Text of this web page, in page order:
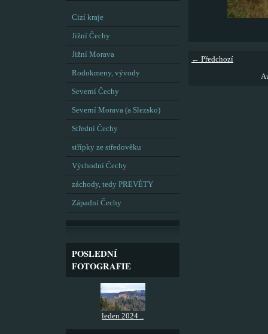
Cizí kraje
Jižní Čechy
Jižní Morava
Rodokmeny, vývody
Severní Čechy
Severní Morava (a Slezsko)
Střední Čechy
střípky ze středověku
Východní Čechy
záchody, tedy PREVÉTY
Západní Čechy
POSLEDNÍ
FOTOGRAFIE
leden 2024 ..
← Předchozí